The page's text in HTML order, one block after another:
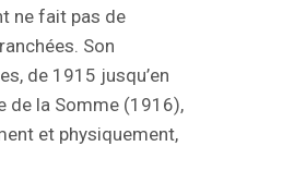
ne fait pas de
Son
de 1915 jusqu’en
de la Somme (1916),
et physiquement,